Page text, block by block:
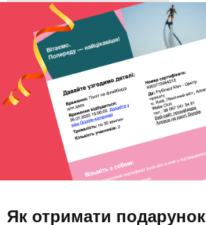
Як отримати подарунок